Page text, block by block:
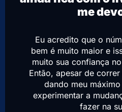
me
Eu acredito que o
bem é muito maior e
muito sua confiança
Então, apesar de
dando meu
experimentar a
fazer na